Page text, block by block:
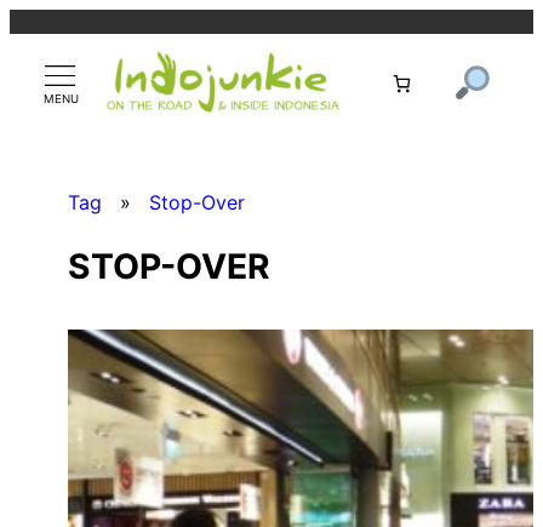
springen
Tag » Stop-Over
STOP-OVER